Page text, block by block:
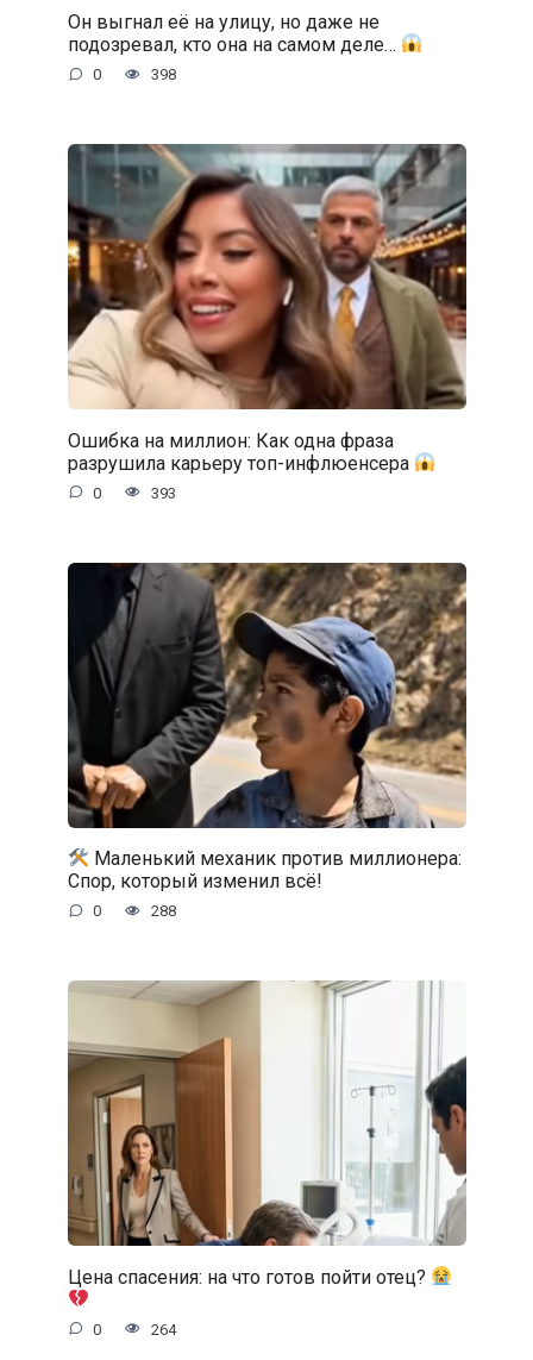
Он выгнал её на улицу, но даже не
подозревал, кто она на самом деле…
0 398
Ошибка на миллион: Как одна фраза
разрушила карьеру топ-инфлюенсера
0 393
Маленький механик против миллионера:
Спор, который изменил всё!
0 288
Цена спасения: на что готов пойти отец?
0 264